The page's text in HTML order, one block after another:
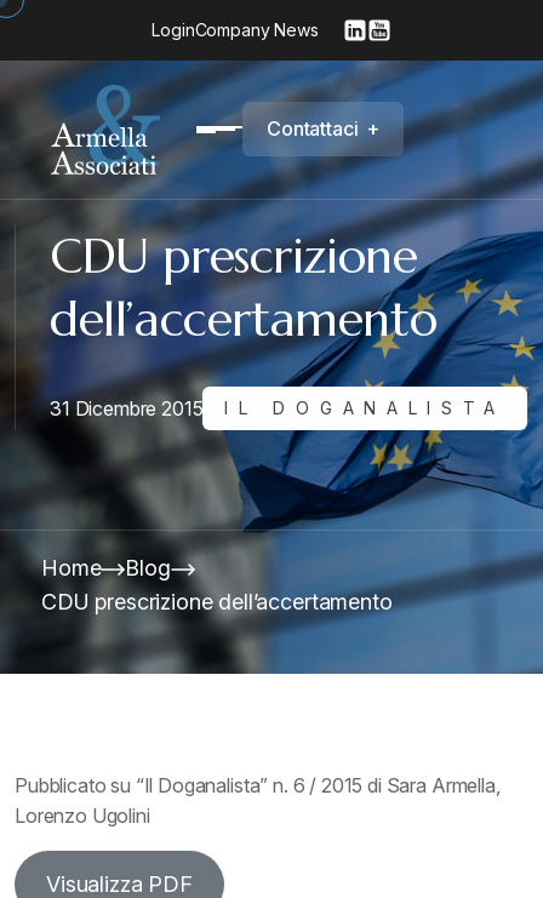
LoginCompany News
Contattaci +
CDU prescrizione
dell’accertamento
31 Dicembre 2015 IL DOGANALISTA
Home
Blog
CDU prescrizione dell’accertamento
Pubblicato su “Il Doganalista” n. 6 / 2015 di Sara Armella,
Lorenzo Ugolini
Visualizza PDF